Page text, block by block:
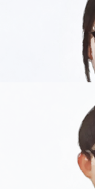
国語が以前よりわかる
創英に通う前は算数、
くこちらがわかるまで
た。今後の目標は算数
に頑張りたいです！将
っかりと勉強していき